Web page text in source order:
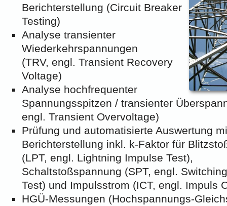
Berichterstellung (Circuit Breaker
Testing)
Analyse transienter
Wiederkehrspannungen
(TRV, engl. Transient Recovery
Voltage)
Analyse hochfrequenter
Spannungsspitzen / transienter
engl. Transient Overvoltage)
Prüfung und automatisierte Auswertung
Berichterstellung inkl. k-Faktor für
(LPT, engl. Lightning Impulse Test),
Schaltstoßspannung (SPT, engl.
Test) und Impulsstrom (ICT, engl. Impuls
HGÜ-Messungen (Hochspannungs-